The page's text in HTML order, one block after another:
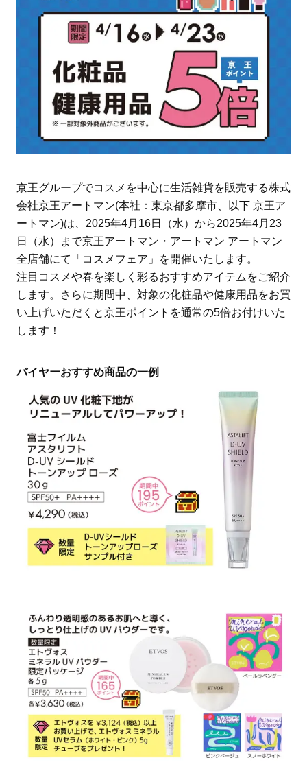
京王グループでコスメを中心に生活雑貨を販売する株式
会社京王アートマン(本社：東京都多摩市、以下 京王ア
ートマン)は、2025年4月16日（水）から2025年4月23
日（水）まで京王アートマン・アートマン アートマン
全店舗にて「コスメフェア」を開催いたします。
注目コスメや春を楽しく彩るおすすめアイテムをご紹介
します。さらに期間中、対象の化粧品や健康用品をお買
い上げいただくと京王ポイントを通常の5倍お付けいた
します！
バイヤーおすすめ商品の一例